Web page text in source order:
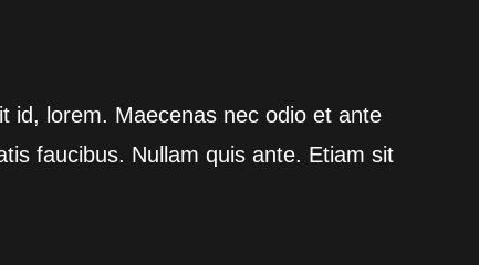
id, lorem. Maecenas nec odio et ante
faucibus. Nullam quis ante. Etiam sit